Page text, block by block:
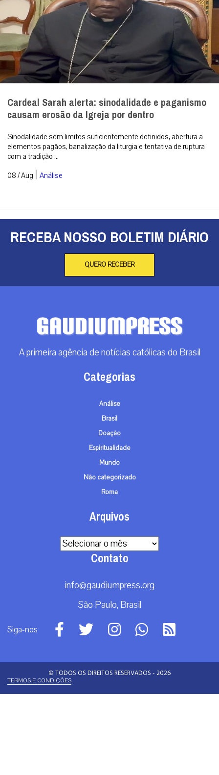
Cardeal Sarah alerta: sinodalidade e paganismo
causam erosão da Igreja por dentro
Sinodalidade sem limites suficientemente definidos, abertura a
elementos pagãos, banalização da liturgia e tentativa de ruptura
com a tradição ...
08 / Aug | Análise
RECEBA NOSSO BOLETIM DIÁRIO
QUERO RECEBER
A primeira agência de notícias católicas do Brasil
Categorias
Análise
Brasil
Doação
Espiritualidade
Mundo
Não categorizado
Roma
Arquivos
Arquivos
Contato
info@gaudiumpress.org
São Paulo, Brasil
Siga-nos
© TODOS OS DIREITOS RESERVADOS - 2026
TERMOS E CONDIÇÕES